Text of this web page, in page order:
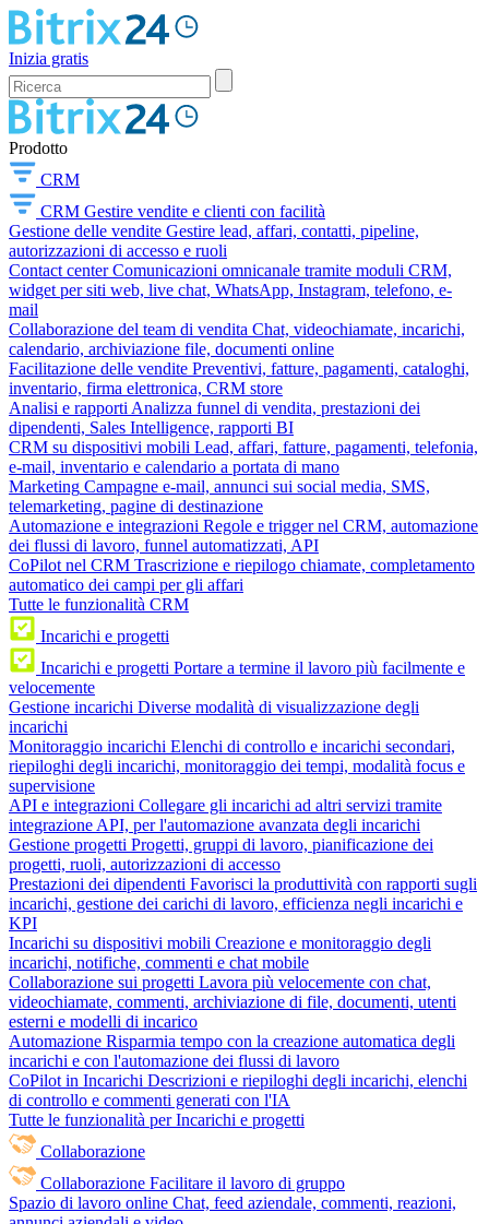
Inizia gratis
Prodotto
CRM
CRM Gestire vendite e clienti con facilità
Gestione delle vendite Gestire lead, affari, contatti, pipeline,
autorizzazioni di accesso e ruoli
Contact center Comunicazioni omnicanale tramite moduli CRM,
widget per siti web, live chat, WhatsApp, Instagram, telefono, e-
mail
Collaborazione del team di vendita Chat, videochiamate, incarichi,
calendario, archiviazione file, documenti online
Facilitazione delle vendite Preventivi, fatture, pagamenti, cataloghi,
inventario, firma elettronica, CRM store
Analisi e rapporti Analizza funnel di vendita, prestazioni dei
dipendenti, Sales Intelligence, rapporti BI
CRM su dispositivi mobili Lead, affari, fatture, pagamenti, telefonia,
e-mail, inventario e calendario a portata di mano
Marketing Campagne e-mail, annunci sui social media, SMS,
telemarketing, pagine di destinazione
Automazione e integrazioni Regole e trigger nel CRM, automazione
dei flussi di lavoro, funnel automatizzati, API
CoPilot nel CRM Trascrizione e riepilogo chiamate, completamento
automatico dei campi per gli affari
Tutte le funzionalità CRM
Incarichi e progetti
Incarichi e progetti Portare a termine il lavoro più facilmente e
velocemente
Gestione incarichi Diverse modalità di visualizzazione degli
incarichi
Monitoraggio incarichi Elenchi di controllo e incarichi secondari,
riepiloghi degli incarichi, monitoraggio dei tempi, modalità focus e
supervisione
API e integrazioni Collegare gli incarichi ad altri servizi tramite
integrazione API, per l'automazione avanzata degli incarichi
Gestione progetti Progetti, gruppi di lavoro, pianificazione dei
progetti, ruoli, autorizzazioni di accesso
Prestazioni dei dipendenti Favorisci la produttività con rapporti sugli
incarichi, gestione dei carichi di lavoro, efficienza negli incarichi e
KPI
Incarichi su dispositivi mobili Creazione e monitoraggio degli
incarichi, notifiche, commenti e chat mobile
Collaborazione sui progetti Lavora più velocemente con chat,
videochiamate, commenti, archiviazione di file, documenti, utenti
esterni e modelli di incarico
Automazione Risparmia tempo con la creazione automatica degli
incarichi e con l'automazione dei flussi di lavoro
CoPilot in Incarichi Descrizioni e riepiloghi degli incarichi, elenchi
di controllo e commenti generati con l'IA
Tutte le funzionalità per Incarichi e progetti
Collaborazione
Collaborazione Facilitare il lavoro di gruppo
Spazio di lavoro online Chat, feed aziendale, commenti, reazioni,